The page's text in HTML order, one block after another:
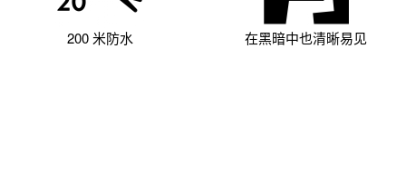
200 米防水 在黑暗中也清晰易见